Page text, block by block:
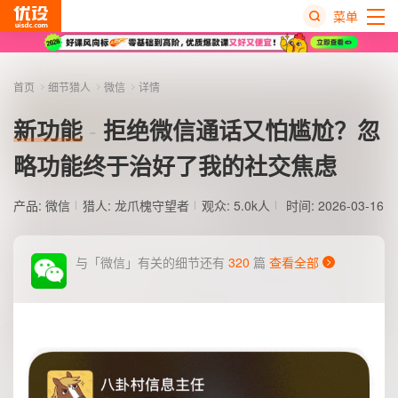
菜单
首页 细节猎人 微信 详情
新功能
拒绝微信通话又怕尴尬？忽
略功能终于治好了我的社交焦虑
产品: 微信 猎人: 龙爪槐守望者 观众: 5.0k人 时间: 2026-03-16
与「微信」有关的细节还有 320 篇 查看全部